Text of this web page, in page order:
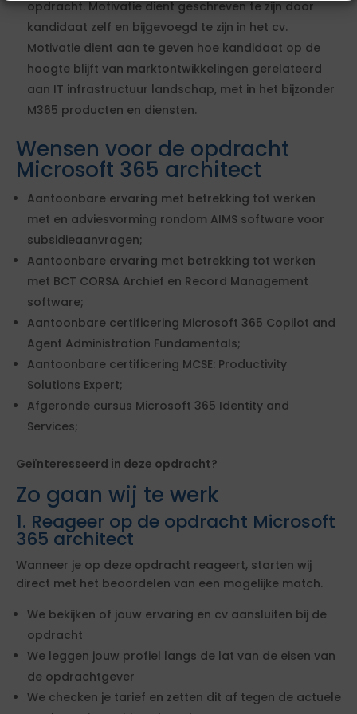
opdracht. Motivatie dient geschreven te zijn door
kandidaat zelf en bijgevoegd te zijn in het cv.
Motivatie dient aan te geven hoe kandidaat op de
hoogte blijft van marktontwikkelingen gerelateerd
aan IT infrastructuur landschap, met in het bijzonder
M365 producten en diensten.
Wensen voor de opdracht
Microsoft 365 architect
Aantoonbare ervaring met betrekking tot werken
met en adviesvorming rondom AIMS software voor
subsidieaanvragen;
Aantoonbare ervaring met betrekking tot werken
met BCT CORSA Archief en Record Management
software;
Aantoonbare certificering Microsoft 365 Copilot and
Agent Administration Fundamentals;
Aantoonbare certificering MCSE: Productivity
Solutions Expert;
Afgeronde cursus Microsoft 365 Identity and
Services;
Geïnteresseerd in deze opdracht?
Zo gaan wij te werk
1. Reageer op de opdracht Microsoft
365 architect
Wanneer je op deze opdracht reageert, starten wij
direct met het beoordelen van een mogelijke match.
We bekijken of jouw ervaring en cv aansluiten bij de
opdracht
We leggen jouw profiel langs de lat van de eisen van
de opdrachtgever
We checken je tarief en zetten dit af tegen de actuele